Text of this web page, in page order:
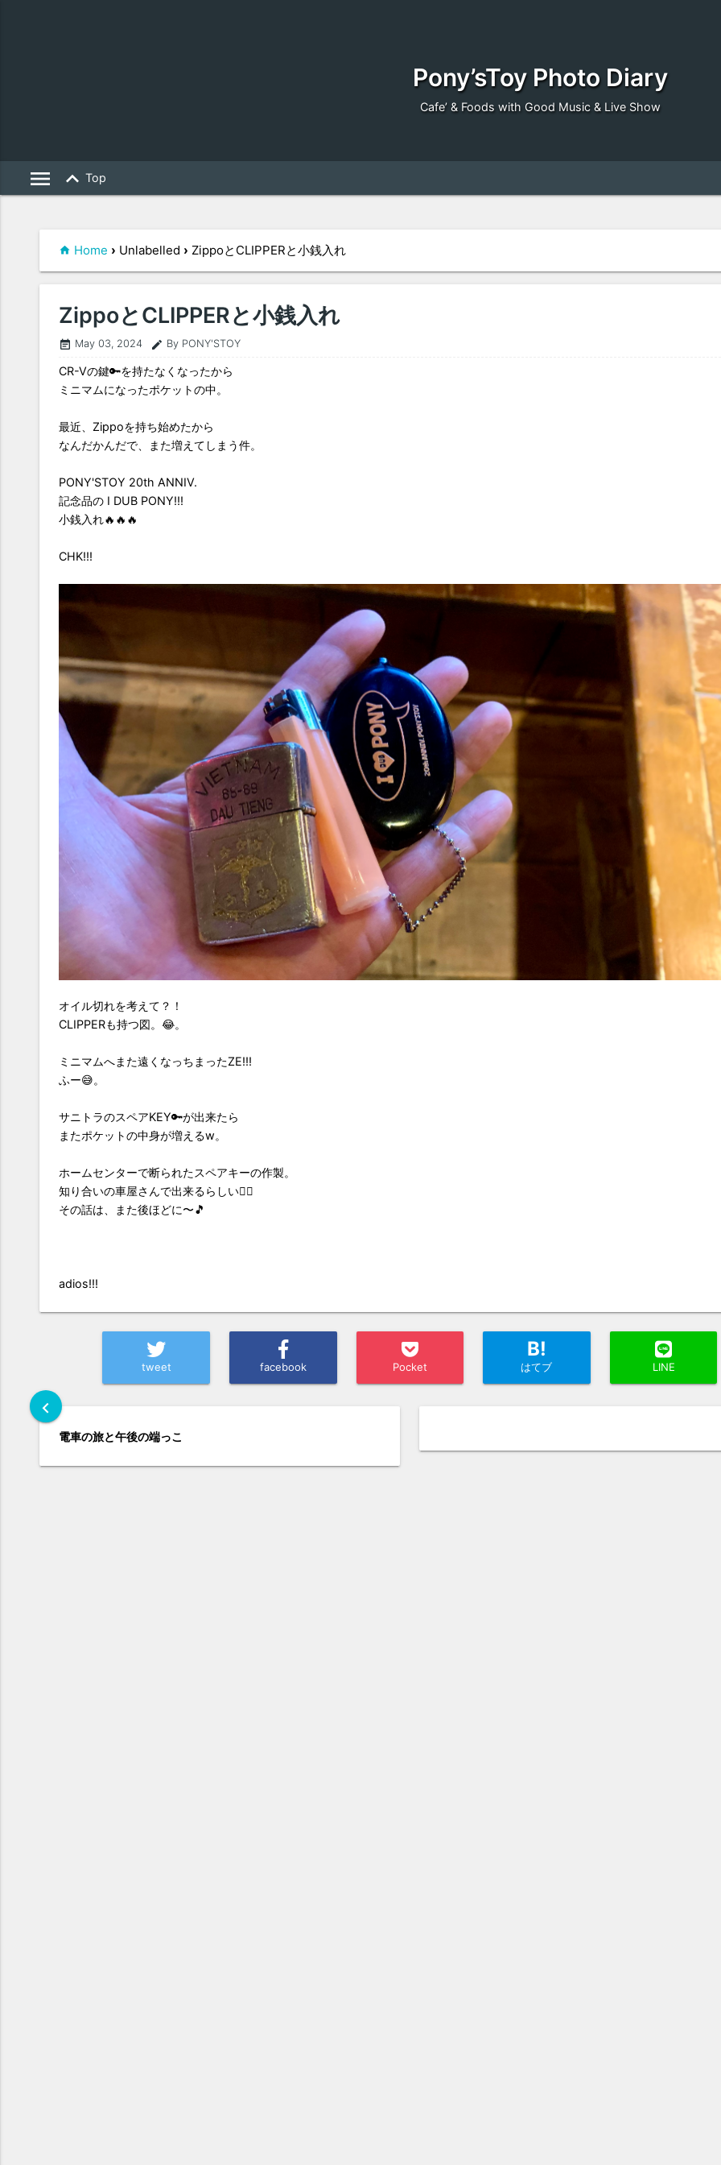
Pony’sToy Photo Diary
Cafe’ & Foods with Good Music & Live Show
menu keyboard_arrow_up Top
Home › Unlabelled › ZippoとCLIPPERと小銭入れ
ZippoとCLIPPERと小銭入れ
event_note May 03, 2024 edit By PONY'STOY
CR-Vの鍵🔑を持たなくなったから
ミニマムになったポケットの中。
最近、Zippoを持ち始めたから
なんだかんだで、また増えてしまう件。
PONY'STOY 20th ANNIV.
記念品の I DUB PONY!!!
小銭入れ🔥🔥🔥
CHK!!!
オイル切れを考えて？！
CLIPPERも持つ図。😂。
ミニマムへまた遠くなっちまったZE!!!
ふー😅。
サニトラのスペアKEY🔑が出来たら
またポケットの中身が増えるw。
ホームセンターで断られたスペアキーの作製。
知り合いの車屋さんで出来るらしい👍🏼
その話は、また後ほどに〜🎵
adios!!!
tweet facebook Pocket
B!
はてブ LINE
chevron_left
電車の旅と午後の端っこ